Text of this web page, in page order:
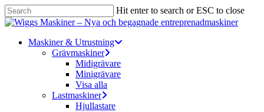
Skip
to
content
Hit enter to search or ESC to close
Close
Menu
Maskiner & Utrustning
Grävmaskiner
Midigrävare
Minigrävare
Visa alla
Lastmaskiner
Hjullastare